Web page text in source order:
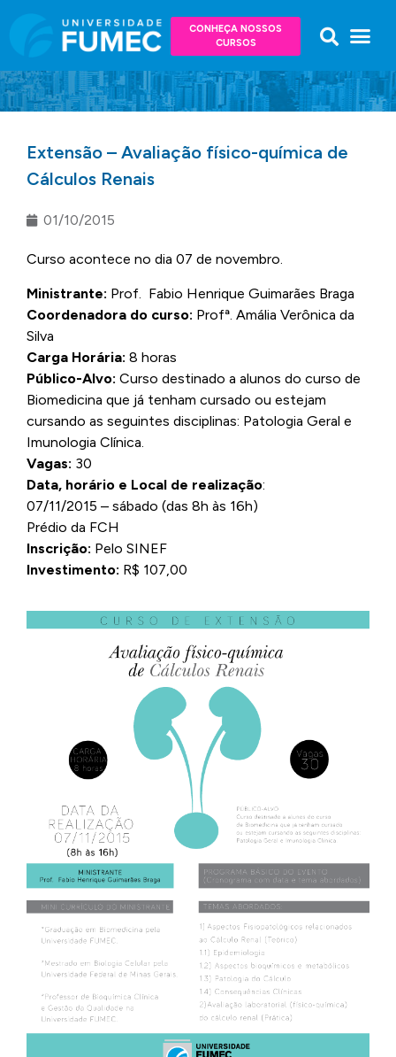
CONHEÇA NOSSOS
CURSOS
Extensão – Avaliação físico-química de
Cálculos Renais
01/10/2015
Curso acontece no dia 07 de novembro.
Ministrante: Prof. Fabio Henrique Guimarães Braga
Coordenadora do curso: Profª. Amália Verônica da
Silva
Carga Horária: 8 horas
Público-Alvo: Curso destinado a alunos do curso de
Biomedicina que já tenham cursado ou estejam
cursando as seguintes disciplinas: Patologia Geral e
Imunologia Clínica.
Vagas: 30
Data, horário e Local de realização:
07/11/2015 – sábado (das 8h às 16h)
Prédio da FCH
Inscrição: Pelo SINEF
Investimento: R$ 107,00